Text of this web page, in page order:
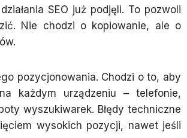
SEO już podjęli. To pozwoli
Nie chodzi o kopiowanie, ale o
pozycjonowania. Chodzi o to, aby
każdym urządzeniu – telefonie,
wyszukiwarek. Błędy techniczne
wysokich pozycji, nawet jeśli